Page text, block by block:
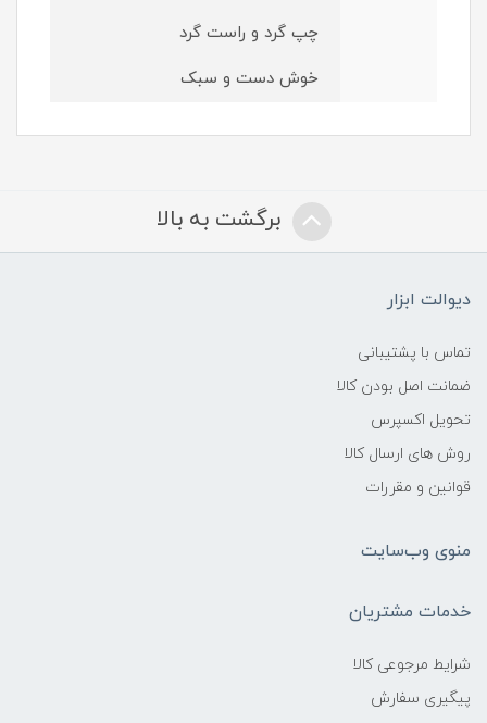
چپ گرد و راست گرد
خوش دست و سبک
برگشت به بالا
دیوالت ابزار
تماس با پشتیبانی
ضمانت اصل بودن کالا
تحویل اکسپرس
روش های ارسال کالا
قوانین و مقررات
منوی وب‌سایت
خدمات مشتریان
شرایط مرجوعی کالا
پیگیری سفارش